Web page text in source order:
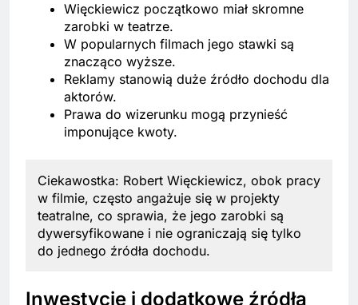
Więckiewicz początkowo miał skromne
zarobki w teatrze.
W popularnych filmach jego stawki są
znacząco wyższe.
Reklamy stanowią duże źródło dochodu dla
aktorów.
Prawa do wizerunku mogą przynieść
imponujące kwoty.
Ciekawostka: Robert Więckiewicz, obok pracy
w filmie, często angażuje się w projekty
teatralne, co sprawia, że jego zarobki są
dywersyfikowane i nie ograniczają się tylko
do jednego źródła dochodu.
Inwestycje i dodatkowe źródła